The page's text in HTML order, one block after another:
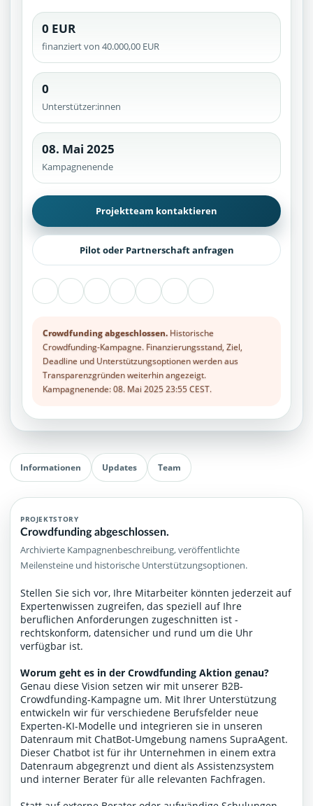
0 EUR
finanziert von 40.000,00 EUR
0
Unterstützer:innen
08. Mai 2025
Kampagnenende
Projektteam kontaktieren
Pilot oder Partnerschaft anfragen
Crowdfunding abgeschlossen.Historische
Crowdfunding-Kampagne. Finanzierungsstand, Ziel,
Deadline und Unterstützungsoptionen werden aus
Transparenzgründen weiterhin angezeigt.
Kampagnenende: 08. Mai 2025 23:55 CEST.
Informationen Updates Team
PROJEKTSTORY
Crowdfunding abgeschlossen.
Archivierte Kampagnenbeschreibung, veröffentlichte
Meilensteine und historische Unterstützungsoptionen.
Stellen Sie sich vor, Ihre Mitarbeiter könnten jederzeit auf
Expertenwissen zugreifen, das speziell auf Ihre
beruflichen Anforderungen zugeschnitten ist -
rechtskonform, datensicher und rund um die Uhr
verfügbar ist.
Worum geht es in der Crowdfunding Aktion genau?
Genau diese Vision setzen wir mit unserer B2B-
Crowdfunding-Kampagne um. Mit Ihrer Unterstützung
entwickeln wir für verschiedene Berufsfelder neue
Experten-KI-Modelle und integrieren sie in unseren
Datenraum mit ChatBot-Umgebung namens SupraAgent.
Dieser Chatbot ist für ihr Unternehmen in einem extra
Datenraum abgegrenzt und dient als Assistenzsystem
und interner Berater für alle relevanten Fachfragen.